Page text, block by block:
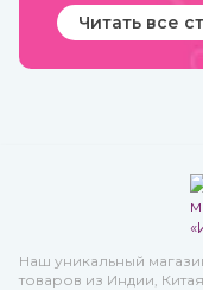
Читать все
Наш уникальный
товаров из Индии,